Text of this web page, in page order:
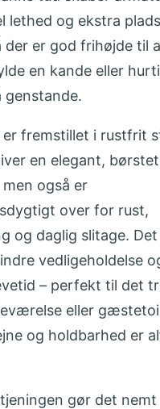
lethed og ekstra
der er god frihøjde til
en kande eller
genstande.
fremstillet i rustfrit
en elegant, børstet
også er
over for rust,
og daglig slitage. Det
vedligeholdelse
– perfekt til det
eller
og holdbarhed er
gør det nemt